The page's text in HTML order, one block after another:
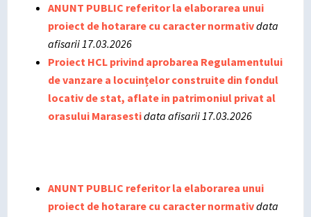
ANUNT PUBLIC referitor la elaborarea unui
proiect de hotarare cu caracter normativdata
afisarii 17.03.2026
Proiect HCL privind aprobarea Regulamentului
de vanzare a locuințelor construite din fondul
locativ de stat, aflate in patrimoniul privat al
orasului Marasestidata afisarii 17.03.2026
ANUNT PUBLIC referitor la elaborarea unui
proiect de hotarare cu caracter normativdata